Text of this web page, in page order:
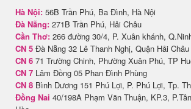
Hà Nội: 56B Trần Phú, Ba Đình, Hà Nội
Đà Nẵng: 271B Trần Phú, Hải Châu
Cần Thơ: 266 đường 30/4, P. Xuân khánh,
CN 5 Đà Nẵng 32 Lê Thanh Nghị, Quận Hải Châu
CN 6 71 Trường Chinh, Phường Xuân Phú, TP
CN 7 Lâm Đồng 05 Phan Đình Phùng
CN 8 Bình Dương 151 Phú Lợi, P. Phú Lợi, Tp.
Đồng Nai 40/198A Phạm Văn Thuận, KP.3,